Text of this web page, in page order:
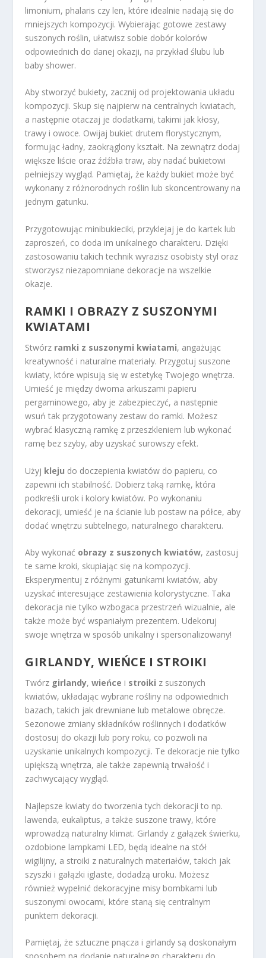
limonium, phalaris czy len, które idealnie nadają się do
mniejszych kompozycji. Wybierając gotowe zestawy
suszonych roślin, ułatwisz sobie dobór kolorów
odpowiednich do danej okazji, na przykład ślubu lub
baby shower.
Aby stworzyć bukiety, zacznij od projektowania układu
kompozycji. Skup się najpierw na centralnych kwiatach,
a następnie otaczaj je dodatkami, takimi jak kłosy,
trawy i owoce. Owijaj bukiet drutem florystycznym,
formując ładny, zaokrąglony kształt. Na zewnątrz dodaj
większe liście oraz źdźbła traw, aby nadać bukietowi
pełniejszy wygląd. Pamiętaj, że każdy bukiet może być
wykonany z różnorodnych roślin lub skoncentrowany na
jednym gatunku.
Przygotowując minibukieciki, przyklejaj je do kartek lub
zaproszeń, co doda im unikalnego charakteru. Dzięki
zastosowaniu takich technik wyrazisz osobisty styl oraz
stworzysz niezapomniane dekoracje na wszelkie
okazje.
RAMKI I OBRAZY Z SUSZONYMI
KWIATAMI
Stwórz ramki z suszonymi kwiatami, angażując
kreatywność i naturalne materiały. Przygotuj suszone
kwiaty, które wpisują się w estetykę Twojego wnętrza.
Umieść je między dwoma arkuszami papieru
pergaminowego, aby je zabezpieczyć, a następnie
wsuń tak przygotowany zestaw do ramki. Możesz
wybrać klasyczną ramkę z przeszkleniem lub wykonać
ramę bez szyby, aby uzyskać surowszy efekt.
Użyj kleju do doczepienia kwiatów do papieru, co
zapewni ich stabilność. Dobierz taką ramkę, która
podkreśli urok i kolory kwiatów. Po wykonaniu
dekoracji, umieść je na ścianie lub postaw na półce, aby
dodać wnętrzu subtelnego, naturalnego charakteru.
Aby wykonać obrazy z suszonych kwiatów, zastosuj
te same kroki, skupiając się na kompozycji.
Eksperymentuj z różnymi gatunkami kwiatów, aby
uzyskać interesujące zestawienia kolorystyczne. Taka
dekoracja nie tylko wzbogaca przestrzeń wizualnie, ale
także może być wspaniałym prezentem. Udekoruj
swoje wnętrza w sposób unikalny i spersonalizowany!
GIRLANDY, WIEŃCE I STROIKI
Twórz girlandy,wieńce i stroiki z suszonych
kwiatów, układając wybrane rośliny na odpowiednich
bazach, takich jak drewniane lub metalowe obręcze.
Sezonowe zmiany składników roślinnych i dodatków
dostosuj do okazji lub pory roku, co pozwoli na
uzyskanie unikalnych kompozycji. Te dekoracje nie tylko
upiększą wnętrza, ale także zapewnią trwałość i
zachwycający wygląd.
Najlepsze kwiaty do tworzenia tych dekoracji to np.
lawenda, eukaliptus, a także suszone trawy, które
wprowadzą naturalny klimat. Girlandy z gałązek świerku,
ozdobione lampkami LED, będą idealne na stół
wigilijny, a stroiki z naturalnych materiałów, takich jak
szyszki i gałązki iglaste, dodadzą uroku. Możesz
również wypełnić dekoracyjne misy bombkami lub
suszonymi owocami, które staną się centralnym
punktem dekoracji.
Pamiętaj, że sztuczne pnącza i girlandy są doskonałym